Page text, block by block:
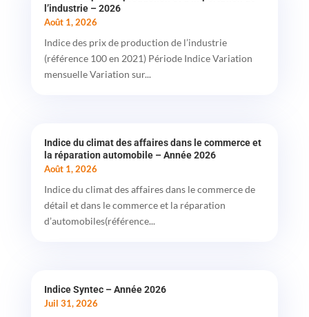
l’industrie – 2026
Août 1, 2026
Indice des prix de production de l’industrie
(référence 100 en 2021) Période Indice Variation
mensuelle Variation sur...
Indice du climat des affaires dans le commerce et
la réparation automobile – Année 2026
Août 1, 2026
Indice du climat des affaires dans le commerce de
détail et dans le commerce et la réparation
d’automobiles(référence...
Indice Syntec – Année 2026
Juil 31, 2026